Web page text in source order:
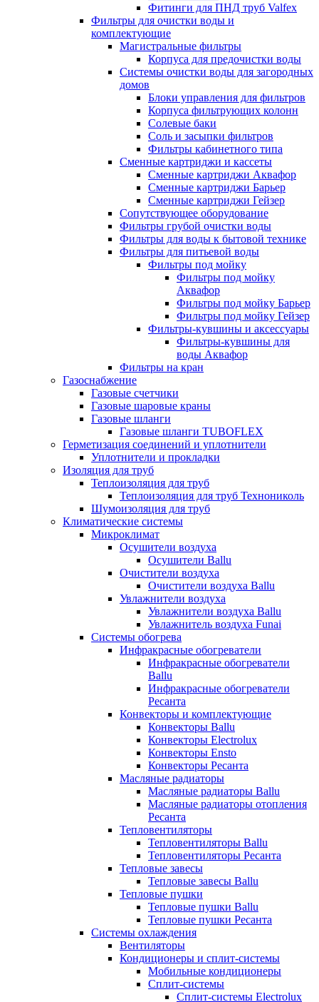
Фитинги для ПНД труб Valfex
Фильтры для очистки воды и
комплектующие
Магистральные фильтры
Корпуса для предочистки воды
Системы очистки воды для загородных
домов
Блоки управления для фильтров
Корпуса фильтрующих колонн
Солевые баки
Соль и засыпки фильтров
Фильтры кабинетного типа
Сменные картриджи и кассеты
Сменные картриджи Аквафор
Сменные картриджи Барьер
Сменные картриджи Гейзер
Сопутствующее оборудование
Фильтры грубой очистки воды
Фильтры для воды к бытовой технике
Фильтры для питьевой воды
Фильтры под мойку
Фильтры под мойку
Аквафор
Фильтры под мойку Барьер
Фильтры под мойку Гейзер
Фильтры-кувшины и аксессуары
Фильтры-кувшины для
воды Аквафор
Фильтры на кран
Газоснабжение
Газовые счетчики
Газовые шаровые краны
Газовые шланги
Газовые шланги TUBOFLEX
Герметизация соединений и уплотнители
Уплотнители и прокладки
Изоляция для труб
Теплоизоляция для труб
Теплоизоляция для труб Технониколь
Шумоизоляция для труб
Климатические системы
Микроклимат
Осушители воздуха
Осушители Ballu
Очистители воздуха
Очистители воздуха Ballu
Увлажнители воздуха
Увлажнители воздуха Ballu
Увлажнитель воздуха Funai
Системы обогрева
Инфракрасные обогреватели
Инфракрасные обогреватели
Ballu
Инфракрасные обогреватели
Ресанта
Конвекторы и комплектующие
Конвекторы Ballu
Конвекторы Electrolux
Конвекторы Ensto
Конвекторы Ресанта
Масляные радиаторы
Масляные радиаторы Ballu
Масляные радиаторы отопления
Ресанта
Тепловентиляторы
Тепловентиляторы Ballu
Тепловентиляторы Ресанта
Тепловые завесы
Тепловые завесы Ballu
Тепловые пушки
Тепловые пушки Ballu
Тепловые пушки Ресанта
Системы охлаждения
Вентиляторы
Кондиционеры и сплит-системы
Мобильные кондиционеры
Сплит-системы
Сплит-системы Electrolux